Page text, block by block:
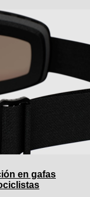
en gafas